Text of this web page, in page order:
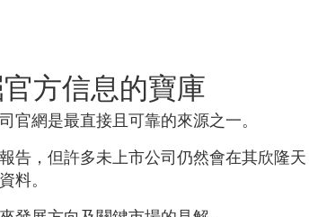
方信息的寶庫
官網是最直接且可靠的來源之一。
告，但許多未上市公司仍然會在其欣隆天
料。